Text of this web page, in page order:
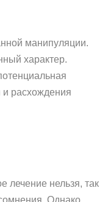
манипуляции.
характер.
и расхождения
лечение нельзя, так
Однако